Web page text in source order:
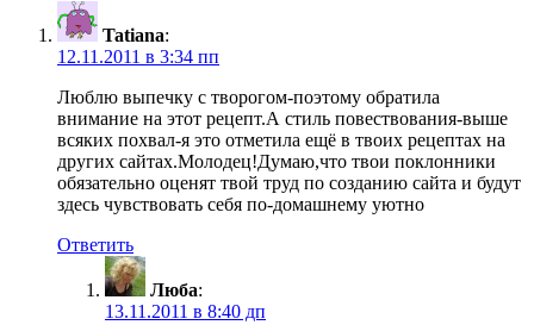
Tatiana:
12.11.2011 в 3:34 пп
Люблю выпечку с творогом-поэтому обратила
внимание на этот рецепт.А стиль повествования-выше
всяких похвал-я это отметила ещё в твоих рецептах на
других сайтах.Молодец!Думаю,что твои поклонники
обязательно оценят твой труд по созданию сайта и будут
здесь чувствовать себя по-домашнему уютно
Ответить
Люба:
13.11.2011 в 8:40 дп